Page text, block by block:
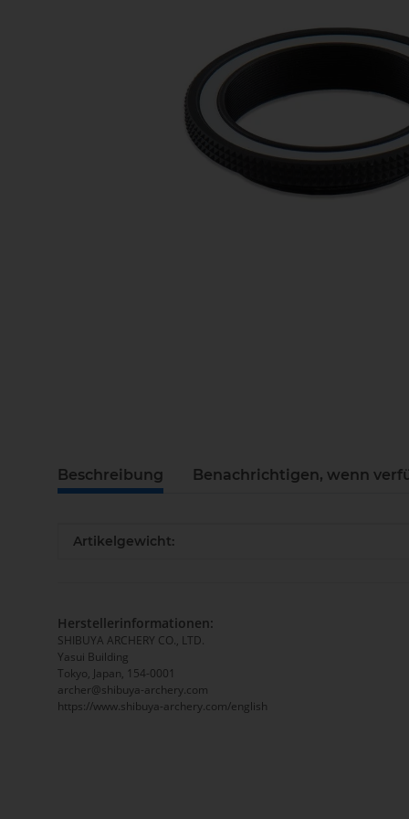
Beschreibung Benachrichtigen, wenn
Produkteigenschaft
Wert
Artikelgewicht:
Herstellerinformationen:
SHIBUYA ARCHERY CO., LTD.
Yasui Building
Tokyo, Japan, 154-0001
archer@shibuya-archery.com
https://www.shibuya-archery.com/english